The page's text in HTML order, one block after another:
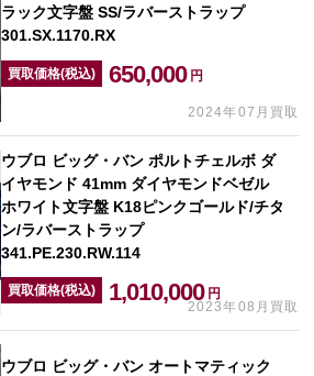
ラック文字盤 SS/ラバーストラップ
301.SX.1170.RX
買取価格(税込) 650,000 円
2024年07月買取
ウブロ ビッグ・バン ポルトチェルボ ダ
イヤモンド 41mm ダイヤモンドベゼル
ホワイト文字盤 K18ピンクゴールド/チタ
ン/ラバーストラップ
341.PE.230.RW.114
買取価格(税込) 1,010,000 円
2023年08月買取
ウブロ ビッグ・バン オートマティック